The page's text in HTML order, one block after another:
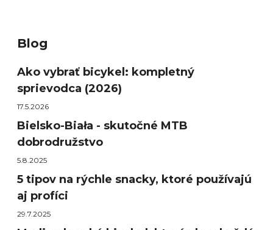
Blog
Ako vybrať bicykel: kompletný
sprievodca (2026)
17.5.2026
Bielsko-Biała - skutočné MTB
dobrodružstvo
5.8.2025
5 tipov na rýchle snacky, ktoré používajú
aj profíci
29.7.2025